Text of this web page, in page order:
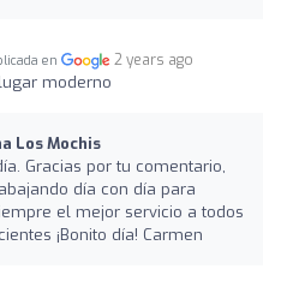
en 2 years ago
moderno
Los Mochis
Gracias por tu comentario,
día con día para
el mejor servicio a todos
¡Bonito día! Carmen